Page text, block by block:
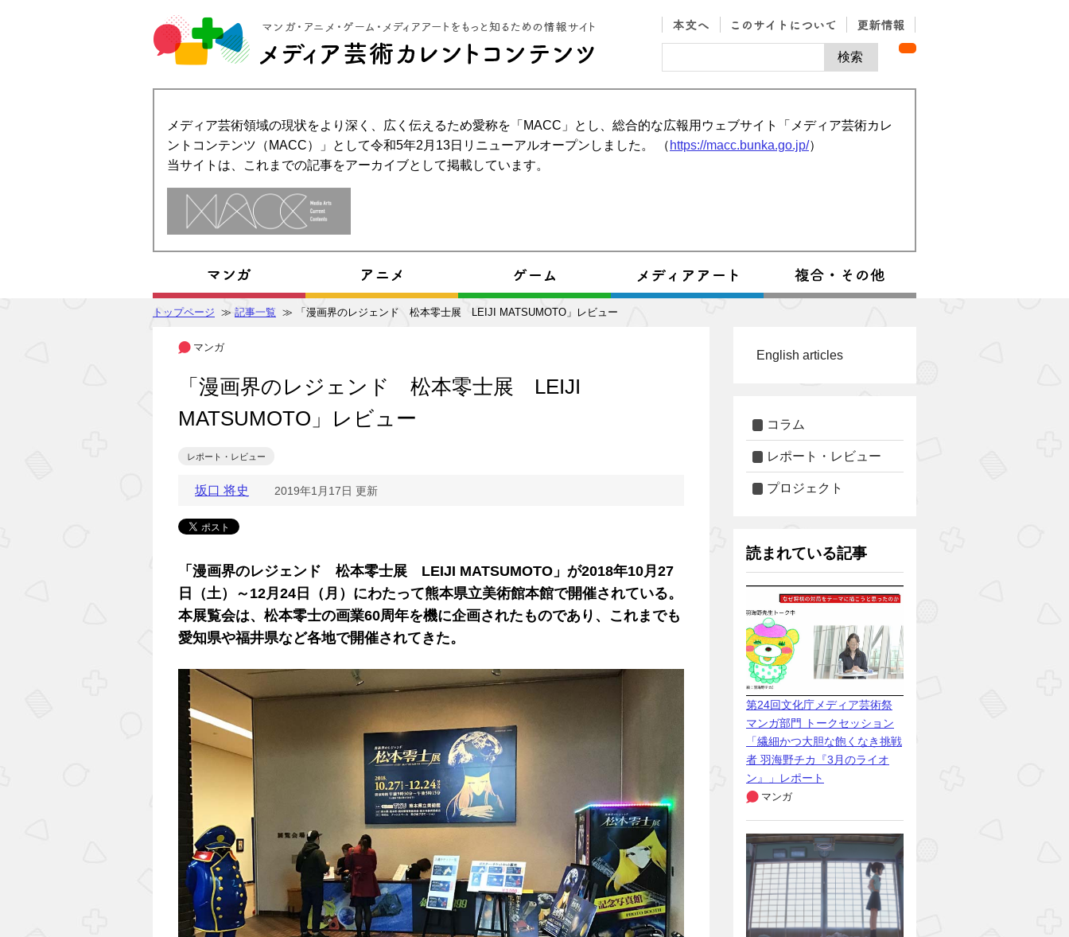
メディア芸術領域の現状をより深く、広く伝えるため愛称を「MACC」とし、総合的な広報用ウェブサイト「メディア芸術カレ
ントコンテンツ（MACC）」として令和5年2月13日リニューアルオープンしました。 （ https://macc.bunka.go.jp/）
当サイトは、これまでの記事をアーカイブとして掲載しています。
トップページ ≫ 記事一覧 ≫ 「漫画界のレジェンド 松本零士展 LEIJI MATSUMOTO」レビュー
マンガ
「漫画界のレジェンド 松本零士展 LEIJI
MATSUMOTO」レビュー
レポート・レビュー
坂口 将史 2019年1月17日 更新
「漫画界のレジェンド 松本零士展 LEIJI MATSUMOTO」が2018年10月27
日（土）～12月24日（月）にわたって熊本県立美術館本館で開催されている。
本展覧会は、松本零士の画業60周年を機に企画されたものであり、これまでも
愛知県や福井県など各地で開催されてきた。
English articles
コラム
レポート・レビュー
プロジェクト
読まれている記事
第24回文化庁メディア芸術祭
マンガ部門 トークセッション
「繊細かつ大胆な飽くなき挑戦
者 羽海野チカ『3月のライオ
ン』」レポート
マンガ